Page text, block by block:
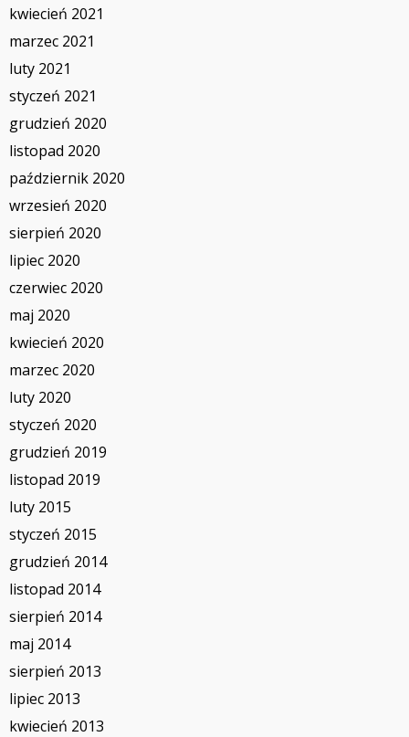
kwiecień 2021
marzec 2021
luty 2021
styczeń 2021
grudzień 2020
listopad 2020
październik 2020
wrzesień 2020
sierpień 2020
lipiec 2020
czerwiec 2020
maj 2020
kwiecień 2020
marzec 2020
luty 2020
styczeń 2020
grudzień 2019
listopad 2019
luty 2015
styczeń 2015
grudzień 2014
listopad 2014
sierpień 2014
maj 2014
sierpień 2013
lipiec 2013
kwiecień 2013